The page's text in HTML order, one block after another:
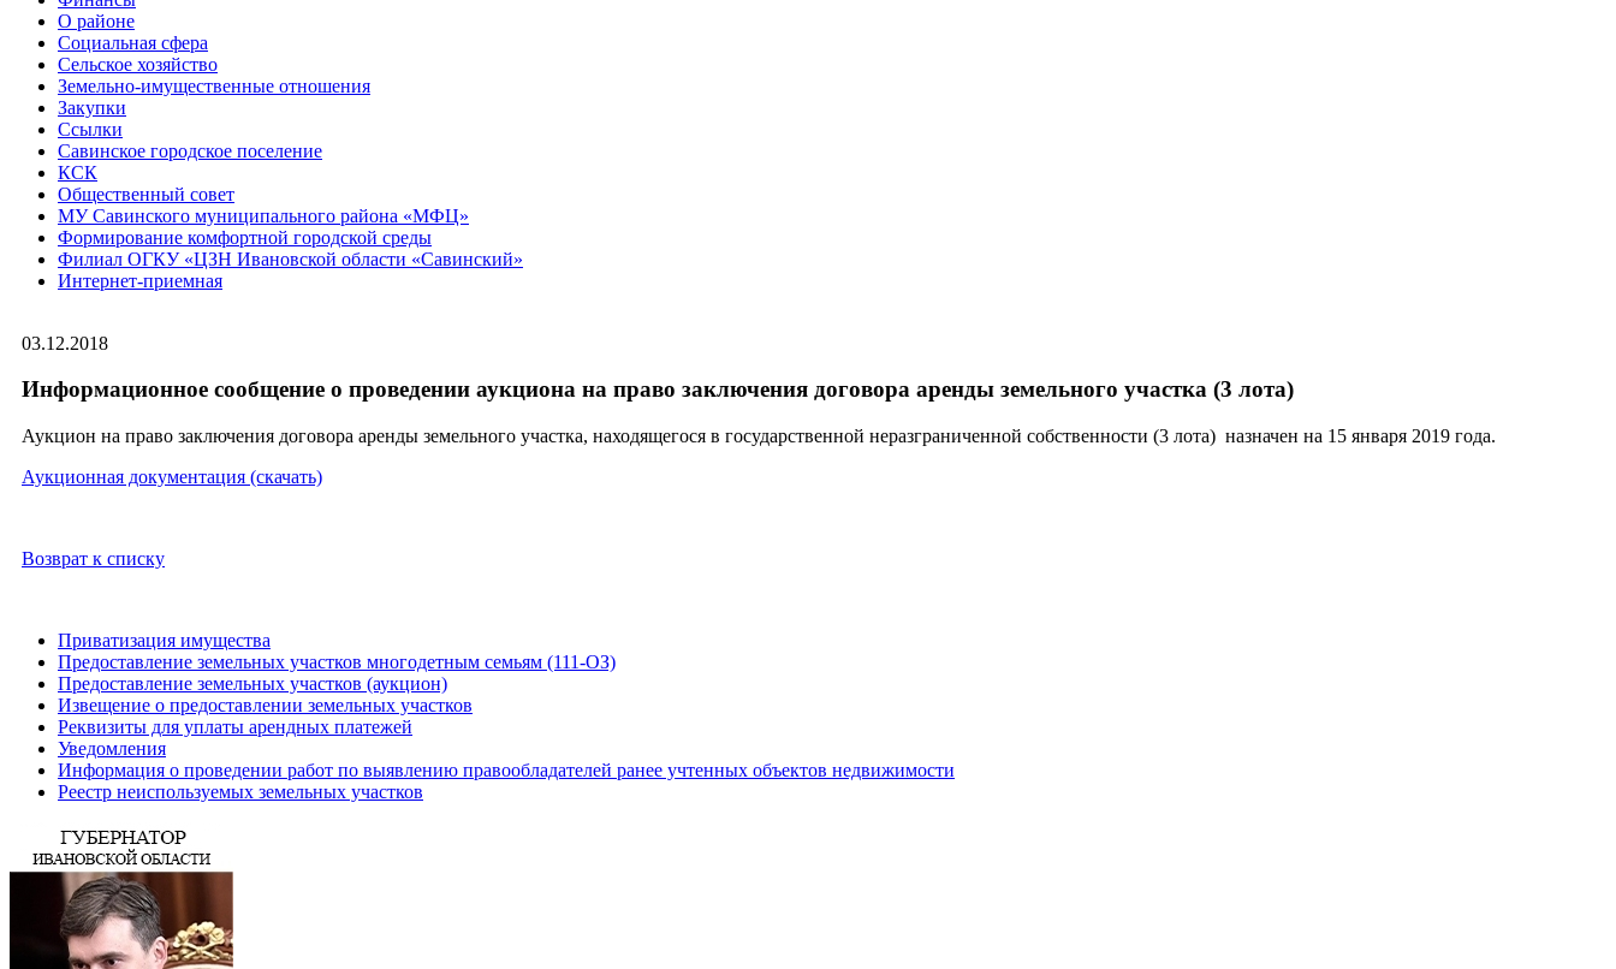
О районе
Социальная сфера
Сельское хозяйство
Земельно-имущественные отношения
Закупки
Ссылки
Савинское городское поселение
КСК
Общественный совет
МУ Савинского муниципального района «МФЦ»
Формирование комфортной городской среды
Филиал ОГКУ «ЦЗН Ивановской области «Савинский»
Интернет-приемная
03.12.2018
Информационное сообщение о проведении аукциона на право заключения договора аренды земельного участка (3 лота)
Аукцион на право заключения договора аренды земельного участка, находящегося в государственной неразграниченной собственности (3 лота) назначен на 15 января 2019 года.
Аукционная документация (скачать)
Возврат к списку
Приватизация имущества
Предоставление земельных участков многодетным семьям (111-ОЗ)
Предоставление земельных участков (аукцион)
Извещение о предоставлении земельных участков
Реквизиты для уплаты арендных платежей
Уведомления
Информация о проведении работ по выявлению правообладателей ранее учтенных объектов недвижимости
Реестр неиспользуемых земельных участков